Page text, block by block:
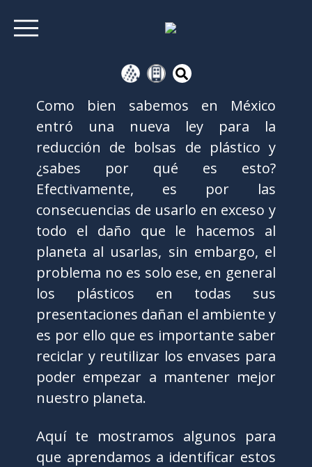
Como bien sabemos en México
entró una nueva ley para la
reducción de bolsas de plástico y
¿sabes por qué es esto?
Efectivamente, es por las
consecuencias de usarlo en exceso y
todo el daño que le hacemos al
planeta al usarlas, sin embargo, el
problema no es solo ese, en general
los plásticos en todas sus
presentaciones dañan el ambiente y
es por ello que es importante saber
reciclar y reutilizar los envases para
poder empezar a mantener mejor
nuestro planeta.
Aquí te mostramos algunos para
que aprendamos a identificar estos